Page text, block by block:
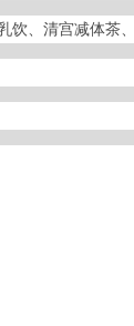
饮、清宫减体茶